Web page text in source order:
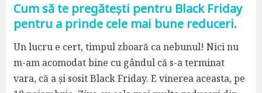
Cum să te pregătești pentru Black Friday
pentru a prinde cele mai bune reduceri.
Un lucru e cert, timpul zboară ca nebunul! Nici nu
m-am acomodat bine cu gândul că s-a terminat
vara, că a și sosit Black Friday. E vinerea aceasta, pe